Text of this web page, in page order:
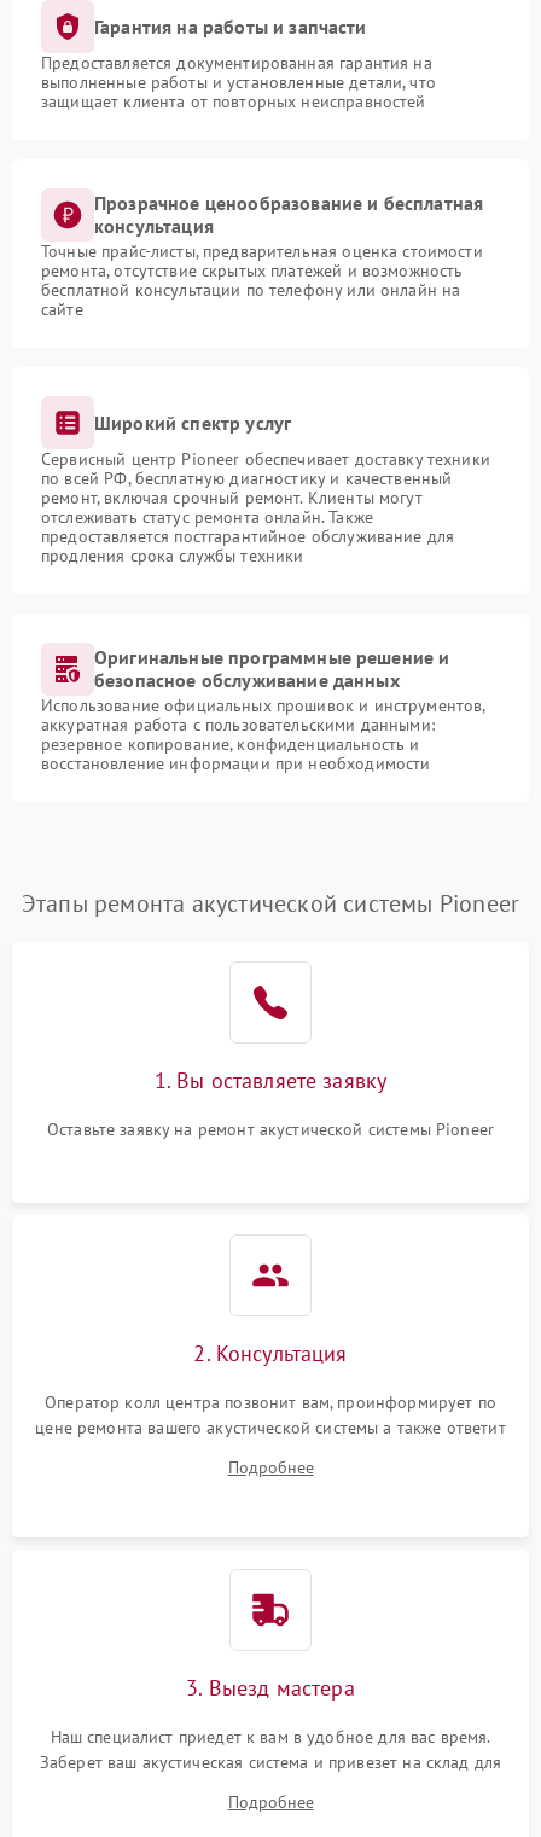
Гарантия на работы и запчасти
Предоставляется документированная гарантия на
выполненные работы и установленные детали, что
защищает клиента от повторных неисправностей
Прозрачное ценообразование и бесплатная
консультация
Точные прайс-листы, предварительная оценка стоимости
ремонта, отсутствие скрытых платежей и возможность
бесплатной консультации по телефону или онлайн на
сайте
Широкий спектр услуг
Сервисный центр Pioneer обеспечивает доставку техники
по всей РФ, бесплатную диагностику и качественный
ремонт, включая срочный ремонт. Клиенты могут
отслеживать статус ремонта онлайн. Также
предоставляется постгарантийное обслуживание для
продления срока службы техники
Оригинальные программные решение и
безопасное обслуживание данных
Использование официальных прошивок и инструментов,
аккуратная работа с пользовательскими данными:
резервное копирование, конфиденциальность и
восстановление информации при необходимости
Этапы ремонта акустической системы Pioneer
1. Вы оставляете заявку
Оставьте заявку на ремонт акустической системы Pioneer
2. Консультация
Оператор колл центра позвонит вам, проинформирует по
цене ремонта вашего акустической системы а также ответит
Подробнее
3. Выезд мастера
Наш специалист приедет к вам в удобное для вас время.
Заберет ваш акустическая система и привезет на склад для
Подробнее